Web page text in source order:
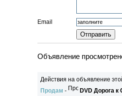
Email
Объявление
Действия на объявление
Продам - DVD Дорога